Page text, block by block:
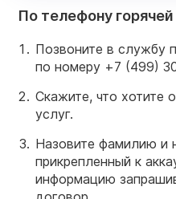
По телефону
Позвоните в службу
по номеру +7 (499)
Скажите, что хотите
услуг.
Назовите фамилию и
прикрепленный к
информацию